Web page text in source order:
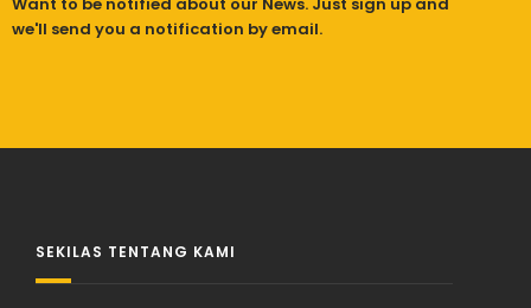
we'll send you a notification by email.
SEKILAS TENTANG KAMI